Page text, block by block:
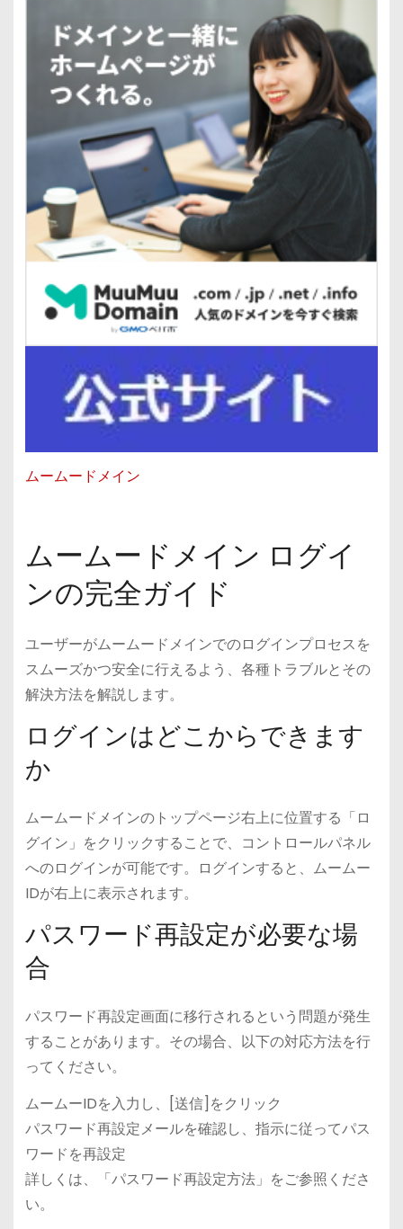
ムームードメイン
ムームードメイン ログイ
ンの完全ガイド
ユーザーがムームードメインでのログインプロセスを
スムーズかつ安全に行えるよう、各種トラブルとその
解決方法を解説します。
ログインはどこからできます
か
ムームードメインのトップページ右上に位置する「ロ
グイン」をクリックすることで、コントロールパネル
へのログインが可能です。ログインすると、ムームー
IDが右上に表示されます。
パスワード再設定が必要な場
合
パスワード再設定画面に移行されるという問題が発生
することがあります。その場合、以下の対応方法を行
ってください。
ムームーIDを入力し、[送信]をクリック
パスワード再設定メールを確認し、指示に従ってパス
ワードを再設定
詳しくは、「パスワード再設定方法」をご参照くださ
い。